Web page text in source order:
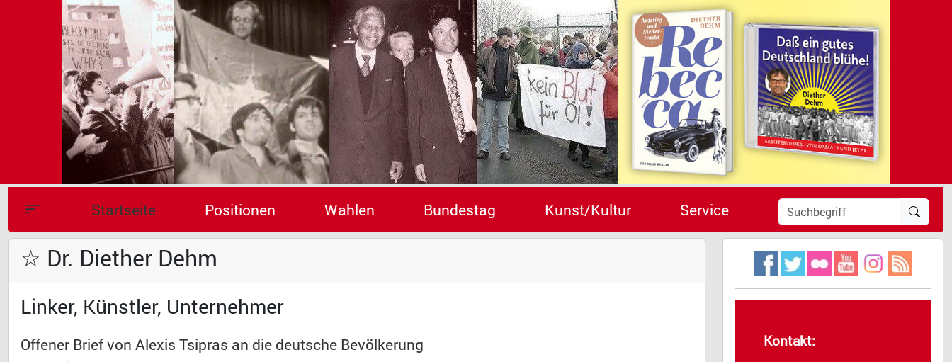
Startseite Positionen Wahlen Bundestag Kunst/Kultur Service
☆ Dr. Diether Dehm
Linker, Künstler, Unternehmer
Offener Brief von Alexis Tsipras an die deutsche Bevölkerung Kontakt: